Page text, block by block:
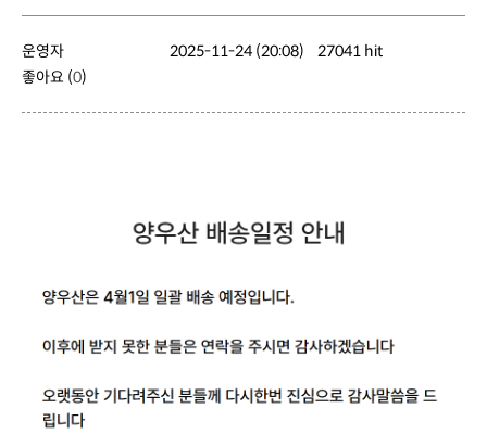
운영자 2025-11-24 (20:08)
27041 hit
좋아요 (0)